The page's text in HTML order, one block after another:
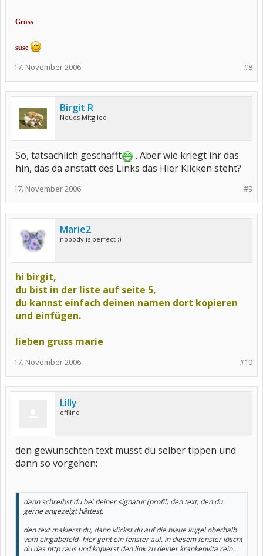
Gruss
suse
#8
17. November 2006
Birgit R
Neues Mitglied
So, tatsächlich geschafft
. Aber wie kriegt ihr das
hin, das da anstatt des Links das Hier Klicken steht?
#9
17. November 2006
Marie2
nobody is perfect ;)
hi birgit,
du bist in der liste auf seite 5,
du kannst einfach deinen namen dort kopieren
und einfügen.
lieben gruss marie
#10
17. November 2006
Lilly
offline
den gewünschten text musst du selber tippen und
dann so vorgehen:
dann schreibst du bei deiner signatur (profil) den text, den du
gerne angezeigt hättest.
den text makierst du, dann klickst du auf die blaue kugel oberhalb
vom eingabefeld- hier geht ein fenster auf. in diesem fenster löscht
du das http raus und kopierst den link zu deiner krankenvita rein...